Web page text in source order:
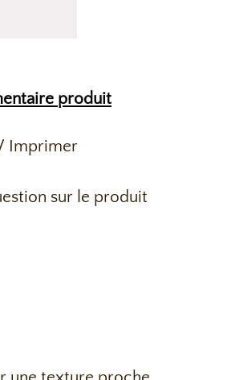
produit
Imprimer
sur le produit